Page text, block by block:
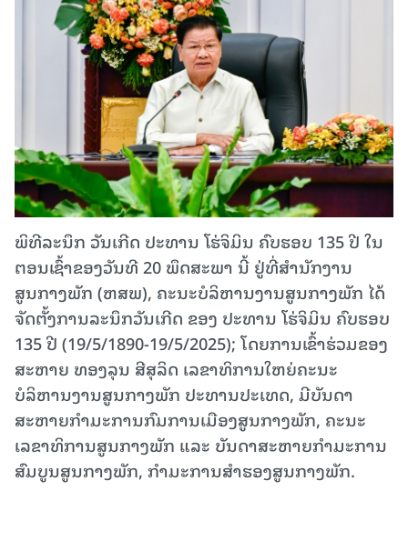
ພິທີລະນຶກ ວັນເກີດ ປະທານ ໂຮ່ຈິມິນ ຄົບຮອບ 135 ປີ ໃນ
ຕອນເຊົ້າຂອງວັນທີ 20 ພຶດສະພາ ນີ້ ຢູ່ທີ່ສໍານັກງານ
ສູນກາງພັກ (ຫສພ), ຄະນະບໍລິຫານງານສູນກາງພັກ ໄດ້
ຈັດຕັ້ງການລະນຶກວັນເກີດ ຂອງ ປະທານ ໂຮ່ຈິມິນ ຄົບຮອບ
135 ປີ (19/5/1890-19/5/2025); ໂດຍການເຂົ້າຮ່ວມຂອງ
ສະຫາຍ ທອງລຸນ ສີສຸລິດ ເລຂາທິການໃຫຍ່ຄະນະ
ບໍລິຫານງານສູນກາງພັກ ປະທານປະເທດ, ມີບັນດາ
ສະຫາຍກຳມະການກົມການເມືອງສູນກາງພັກ, ຄະນະ
ເລຂາທິການສູນກາງພັກ ແລະ ບັນດາສະຫາຍກຳມະການ
ສົມບູນສູນກາງພັກ, ກຳມະການສຳຮອງສູນກາງພັກ.